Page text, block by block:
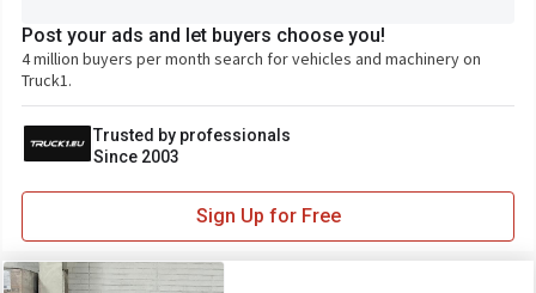
Post your ads and let buyers choose you!
4 million buyers per month search for vehicles and machinery on
Truck1.
Trusted by professionals
Since 2003
Sign Up for Free